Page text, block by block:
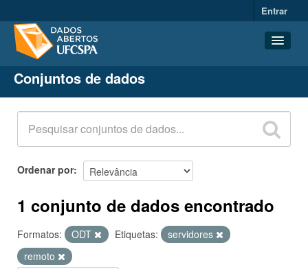
Entrar
Conjuntos de dados
Organizações
Grupos
Sobre
Conjuntos de dados
Ordenar por
1 conjunto de dados encontrado
Formatos: ODT Etiquetas:
servidores
remoto